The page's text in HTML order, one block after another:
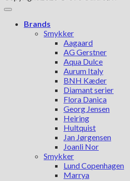
Brands
Smykker
Aagaard
AG Gerstner
Aqua Dulce
Aurum Italy
BNH Kæder
Diamant serier
Flora Danica
Georg Jensen
Heiring
Hultquist
Jan Jørgensen
Joanli Nor
Smykker
Lund Copenhagen
Marrya